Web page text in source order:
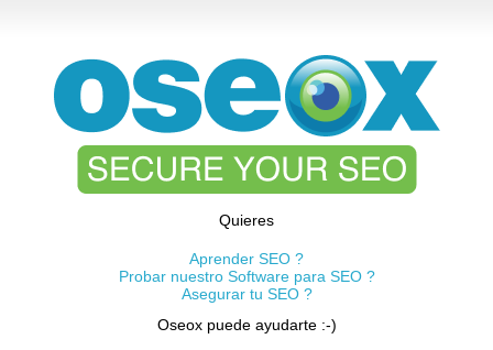
Quieres
Aprender SEO ?
Probar nuestro Software para SEO ?
Asegurar tu SEO ?
Oseox puede ayudarte :-)